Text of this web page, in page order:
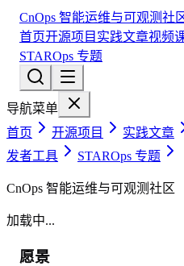
CnOps 智能运维与可观测社
首页开源项目 实践文章视频
STAROps 专题
导航菜单
首页
开源项目 实践文章
发者工具
STAROps 专题
CnOps 智能运维与可观测社区
加载中...
愿景